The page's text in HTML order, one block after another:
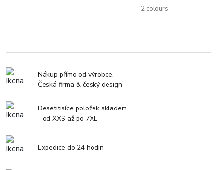
2 colours
Nákup přímo od výrobce.
Česká firma & český design
Desetitisíce položek skladem
- od XXS až po 7XL
Expedice do 24 hodin